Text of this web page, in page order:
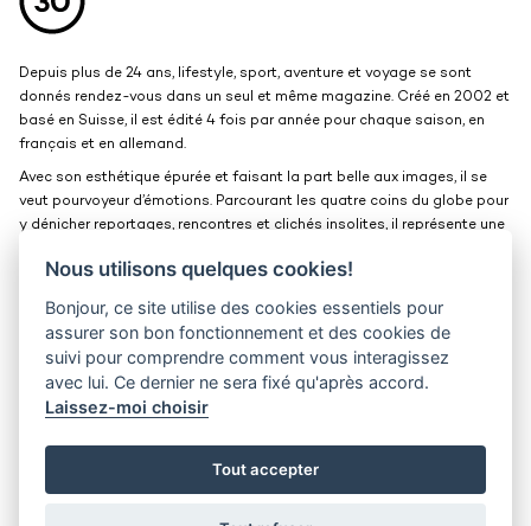
Depuis plus de 24 ans, lifestyle, sport, aventure et voyage se sont
donnés rendez-vous dans un seul et même magazine. Créé en 2002 et
basé en Suisse, il est édité 4 fois par année pour chaque saison, en
français et en allemand.
Avec son esthétique épurée et faisant la part belle aux images, il se
veut pourvoyeur d’émotions. Parcourant les quatre coins du globe pour
y dénicher reportages, rencontres et clichés insolites, il représente une
Contact
Jobs Confidentialité
30° magazine
Nous utilisons quelques cookies!
Bonjour, ce site utilise des cookies essentiels pour
assurer son bon fonctionnement et des cookies de
suivi pour comprendre comment vous interagissez
avec lui. Ce dernier ne sera fixé qu'après accord.
Laissez-moi choisir
Tout accepter